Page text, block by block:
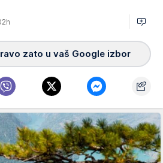
zato u vaš Google izbor